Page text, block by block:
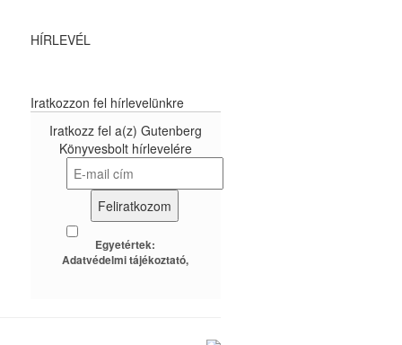
HÍRLEVÉL
Iratkozzon fel hírlevelünkre
Iratkozz fel a(z) Gutenberg
Könyvesbolt hírlevelére
Egyetértek:
Adatvédelmi tájékoztató